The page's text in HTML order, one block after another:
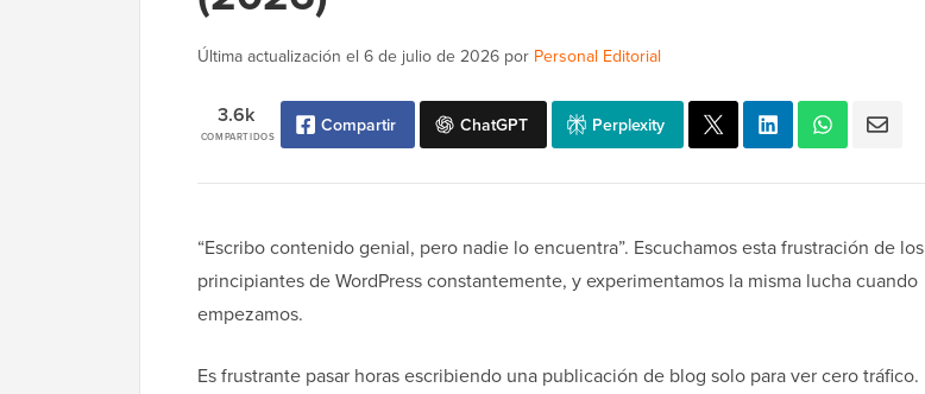
Última actualización el 6 de julio de 2026 por Personal Editorial
COMPARTIDOS
3.6k Compartir ChatGPT Perplexity
“Escribo contenido genial, pero nadie lo encuentra”. Escuchamos esta frustración de los
principiantes de WordPress constantemente, y experimentamos la misma lucha cuando
empezamos.
Es frustrante pasar horas escribiendo una publicación de blog solo para ver cero tráfico.